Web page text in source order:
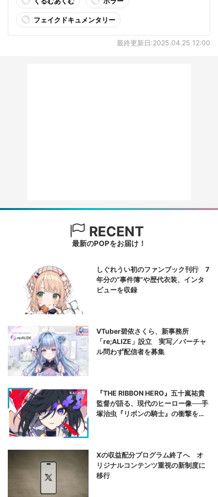
フェイクドキュメンタリー
最終更新日:2025.04.25 12:00
RECENT
最新のPOPをお届け！
しぐれうい初のファンブック刊行 7
年分の“事件簿”や歴代衣装、インタ
ビューを収録
VTuber碧依さくら、新事務所
「re;ALIZE」設立 実写／バーチャ
ル問わず配信者を募集
『THE RIBBON HERO』五十嵐祐貴
監督が語る、現代のヒーロー像──手
塚治虫『リボンの騎士』の衝撃を再
Xの収益配分プログラム終了へ オ
リジナルコンテンツ重視の新制度に
移行